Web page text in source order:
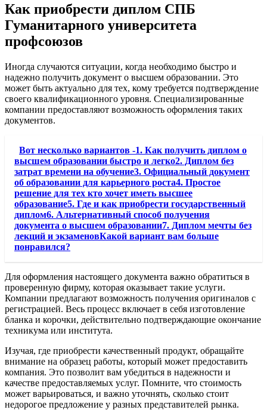
Как приобрести диплом СПБ
Гуманитарного университета
профсоюзов
Иногда случаются ситуации, когда необходимо быстро и
надежно получить документ о высшем образовании. Это
может быть актуально для тех, кому требуется подтверждение
своего квалификационного уровня. Специализированные
компании предоставляют возможность оформления таких
документов.
Вот несколько вариантов -1. Как получить диплом о
высшем образовании быстро и легко2. Диплом без
затрат времени на обучение3. Официальный документ
об образовании для карьерного роста4. Простое
решение для тех кто хочет иметь высшее
образование5. Где и как приобрести государственный
диплом6. Альтернативный способ получения
документа о высшем образовании7. Диплом мечты без
лекций и экзаменовКакой вариант вам больше
понравился?
Для оформления настоящего документа важно обратиться в
проверенную фирму, которая оказывает такие услуги.
Компании предлагают возможность получения оригиналов с
регистрацией. Весь процесс включает в себя изготовление
бланка и корочки, действительно подтверждающие окончание
техникума или института.
Изучая, где приобрести качественный продукт, обращайте
внимание на образец работы, который может предоставить
компания. Это позволит вам убедиться в надежности и
качестве предоставляемых услуг. Помните, что стоимость
может варьироваться, и важно уточнять, сколько стоит
недорогое предложение у разных представителей рынка.